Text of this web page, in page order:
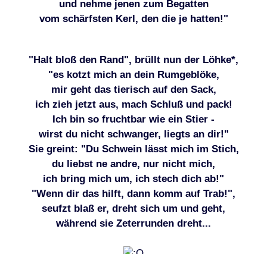
und nehme jenen zum Begatten
vom schärfsten Kerl, den die je hatten!"
"Halt bloß den Rand", brüllt nun der Löhke*,
"es kotzt mich an dein Rumgeblöke,
mir geht das tierisch auf den Sack,
ich zieh jetzt aus, mach Schluß und pack!
Ich bin so fruchtbar wie ein Stier -
wirst du nicht schwanger, liegts an dir!"
Sie greint: "Du Schwein lässt mich im Stich,
du liebst ne andre, nur nicht mich,
ich bring mich um, ich stech dich ab!"
"Wenn dir das hilft, dann komm auf Trab!",
seufzt blaß er, dreht sich um und geht,
während sie Zeterrunden dreht...